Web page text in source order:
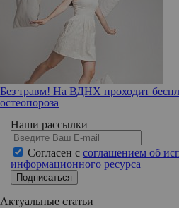
Без травм! На ВДНХ проходит
остеопороза
Наши рассылки
Согласен с соглашением об
информационного ресурса
Подписаться
Актуальные статьи